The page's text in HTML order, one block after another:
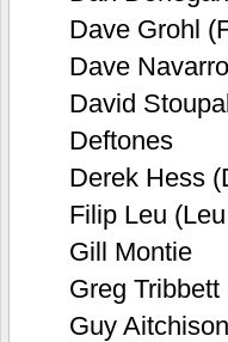
Dave Grohl
Dave
David
Deftones
Derek Hess
Filip Leu
Gill Montie
Greg
Guy